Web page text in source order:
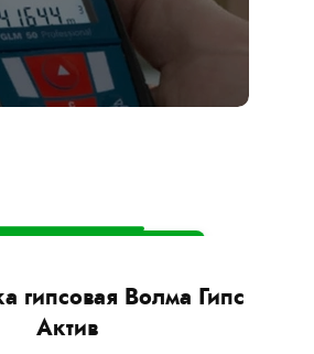
заявку
гипсовая Волма Гипс
Актив